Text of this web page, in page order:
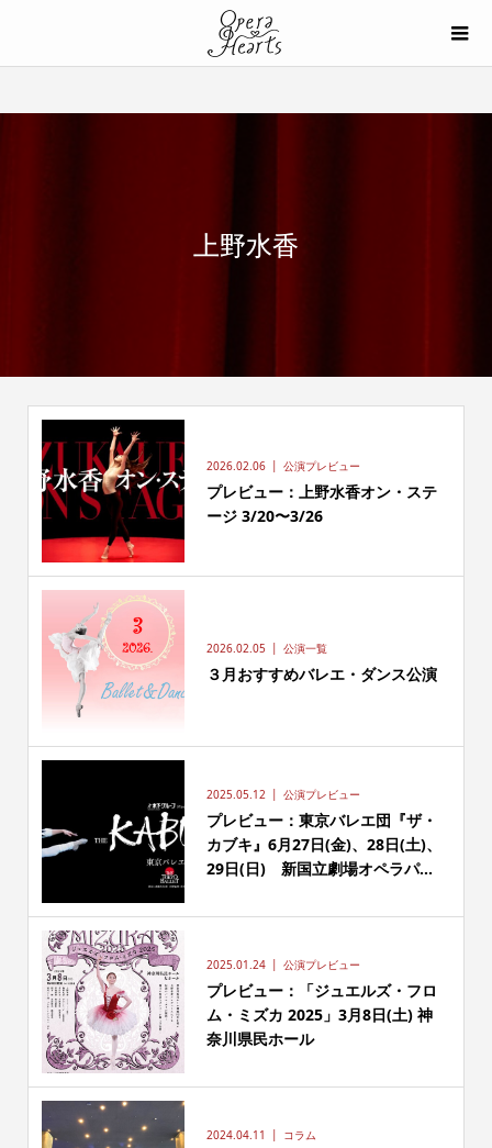
上野水香
2026.02.06 公演プレビュー
プレビュー：上野水香オン・ステ
ージ 3/20〜3/26
2026.02.05 公演一覧
３月おすすめバレエ・ダンス公演
2025.05.12 公演プレビュー
プレビュー：東京バレエ団『ザ・
カブキ』6月27日(金)、28日(土)、
29日(日) 新国立劇場オペラパ...
2025.01.24 公演プレビュー
プレビュー：「ジュエルズ・フロ
ム・ミズカ 2025」3月8日(土) 神
奈川県民ホール
2024.04.11 コラム